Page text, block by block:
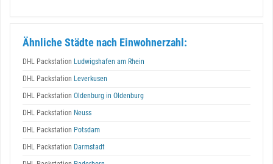
Ähnliche Städte nach Einwohnerzahl:
DHL Packstation Ludwigshafen am Rhein
DHL Packstation Leverkusen
DHL Packstation Oldenburg in Oldenburg
DHL Packstation Neuss
DHL Packstation Potsdam
DHL Packstation Darmstadt